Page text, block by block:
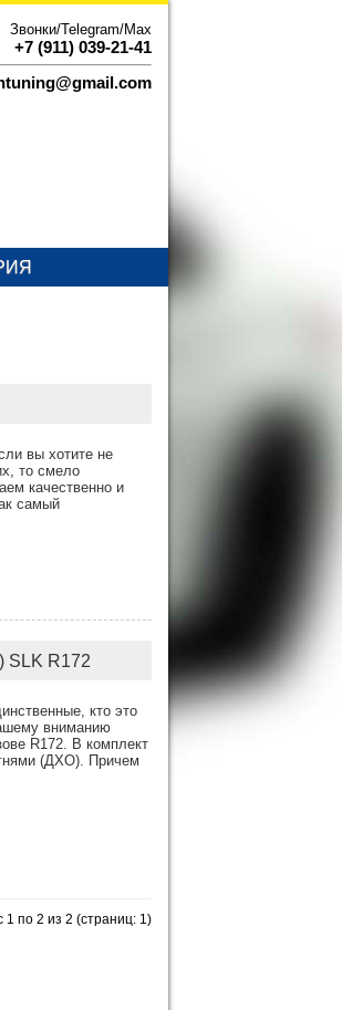
Звонки/Telegram/Max
+7 (911) 039-21-41
вы хотите не
то смело
качественно и
самый
SLK R172
кто это
вниманию
R172. В комплект
(ДХО). Причем
1 по 2 из 2 (страниц: 1)